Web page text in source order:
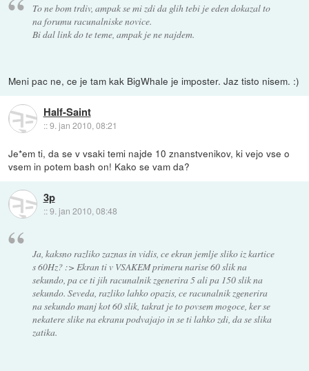
To ne bom trdiv, ampak se mi zdi da glih tebi je eden dokazal to
na forumu racunalniske novice.
Bi dal link do te teme, ampak je ne najdem.
Meni pac ne, ce je tam kak BigWhale je imposter. Jaz tisto nisem. :)
Half-Saint
::9. jan 2010, 08:21
Je*em ti, da se v vsaki temi najde 10 znanstvenikov, ki vejo vse o
vsem in potem bash on! Kako se vam da?
3p
::9. jan 2010, 08:48
Ja, kaksno razliko zaznas in vidis, ce ekran jemlje sliko iz kartice
s 60Hz? :> Ekran ti v VSAKEM primeru narise 60 slik na
sekundo, pa ce ti jih racunalnik zgenerira 5 ali pa 150 slik na
sekundo. Seveda, razliko lahko opazis, ce racunalnik zgenerira
na sekundo manj kot 60 slik, takrat je to povsem mogoce, ker se
nekatere slike na ekranu podvajajo in se ti lahko zdi, da se slika
zatika.